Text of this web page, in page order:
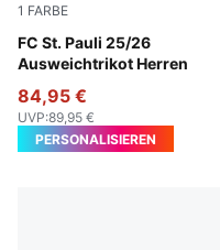
1 FARBE
FC St. Pauli 25/26
Ausweichtrikot Herren
PUMA Black-PUMA White
84,95 €
UVP:89,95 €
PERSONALISIEREN